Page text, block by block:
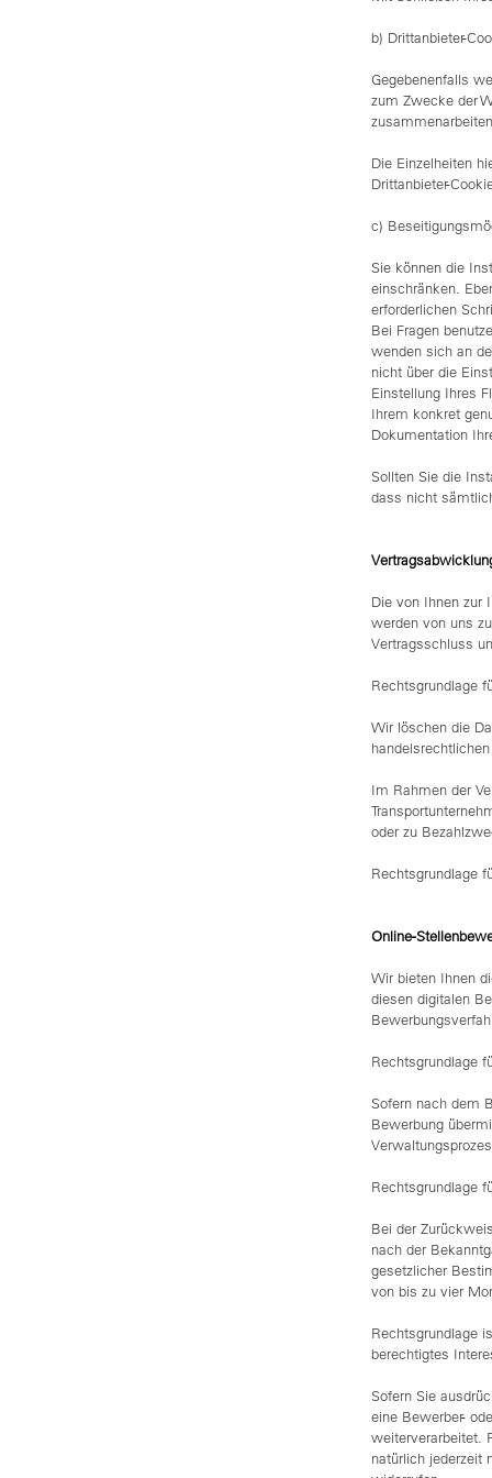
b) Drittanbieter-
Gegebenenfalls
zum Zwecke der
Die Einzelheiten
Drittanbieter-
c)
Sie können die
einschränken.
erforderlichen
Bei Fragen
wenden sich an
nicht über die
Einstellung Ihres
Ihrem konkret
Dokumentation
Sollten Sie die
dass nicht
Die von Ihnen zur
werden von uns
Vertragsschluss
Rechtsgrundlage
Wir löschen die
Im Rahmen der
oder zu
Rechtsgrundlage
Online-
Wir bieten Ihnen
diesen digitalen
Rechtsgrundlage
Sofern nach dem
Bewerbung
Rechtsgrundlage
Bei der
nach der
gesetzlicher
von bis zu vier
Rechtsgrundlage
berechtigtes
Sofern Sie
eine Bewerber-
weiterverarbeitet.
natürlich jederzeit